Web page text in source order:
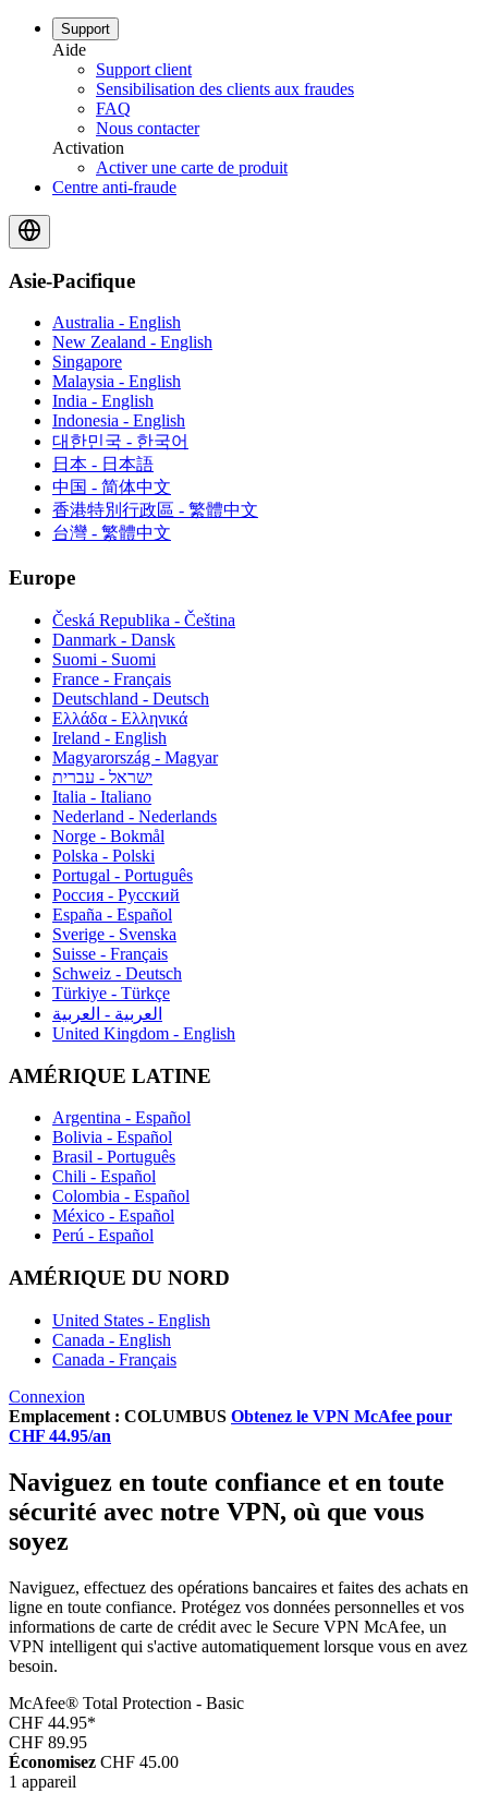
Support
Aide
Support client
Sensibilisation des clients aux fraudes
FAQ
Nous contacter
Activation
Activer une carte de produit
Centre anti-fraude
Asie-Pacifique
Australia - English
New Zealand - English
Singapore
Malaysia - English
India - English
Indonesia - English
대한민국 - 한국어
日本 - 日本語
中国 - 简体中文
香港特別行政區 - 繁體中文
台灣 - 繁體中文
Europe
Česká Republika - Čeština
Danmark - Dansk
Suomi - Suomi
France - Français
Deutschland - Deutsch
Ελλάδα - Ελληνικά
Ireland - English
Magyarország - Magyar
ישראל - עברית
Italia - Italiano
Nederland - Nederlands
Norge - Bokmål
Polska - Polski
Portugal - Português
Россия - Русский
España - Español
Sverige - Svenska
Suisse - Français
Schweiz - Deutsch
Türkiye - Türkçe
العربية - العربية
United Kingdom - English
AMÉRIQUE LATINE
Argentina - Español
Bolivia - Español
Brasil - Português
Chili - Español
Colombia - Español
México - Español
Perú - Español
AMÉRIQUE DU NORD
United States - English
Canada - English
Canada - Français
Connexion
Emplacement : COLUMBUS Obtenez le VPN McAfee pour
CHF 44.95/an
Naviguez en toute confiance et en toute
sécurité avec notre VPN, où que vous
soyez
Naviguez, effectuez des opérations bancaires et faites des achats en
ligne en toute confiance. Protégez vos données personnelles et vos
informations de carte de crédit avec le Secure VPN McAfee, un
VPN intelligent qui s'active automatiquement lorsque vous en avez
besoin.
McAfee® Total Protection - Basic
CHF 44.95*
CHF 89.95
Économisez CHF 45.00
1 appareil